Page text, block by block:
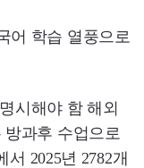
어 학습 열풍으로
시해야 함 해외
방과후 수업으로
2025년 2782개